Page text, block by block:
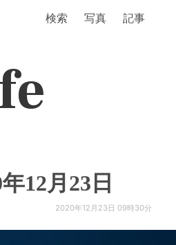
検索 写真 記事
12月23日
2020年12月23日 09時30分